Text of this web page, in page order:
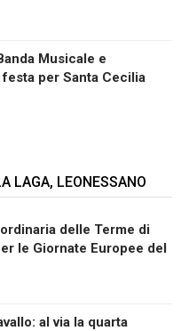
Musicale e
per Santa Cecilia
LAGA, LEONESSANO
delle Terme di
le Giornate Europee del
al via la quarta